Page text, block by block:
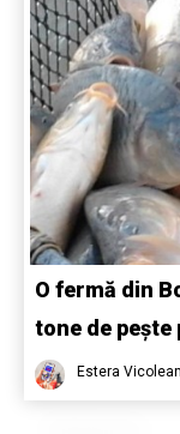
O fermă din
tone de pește
Estera